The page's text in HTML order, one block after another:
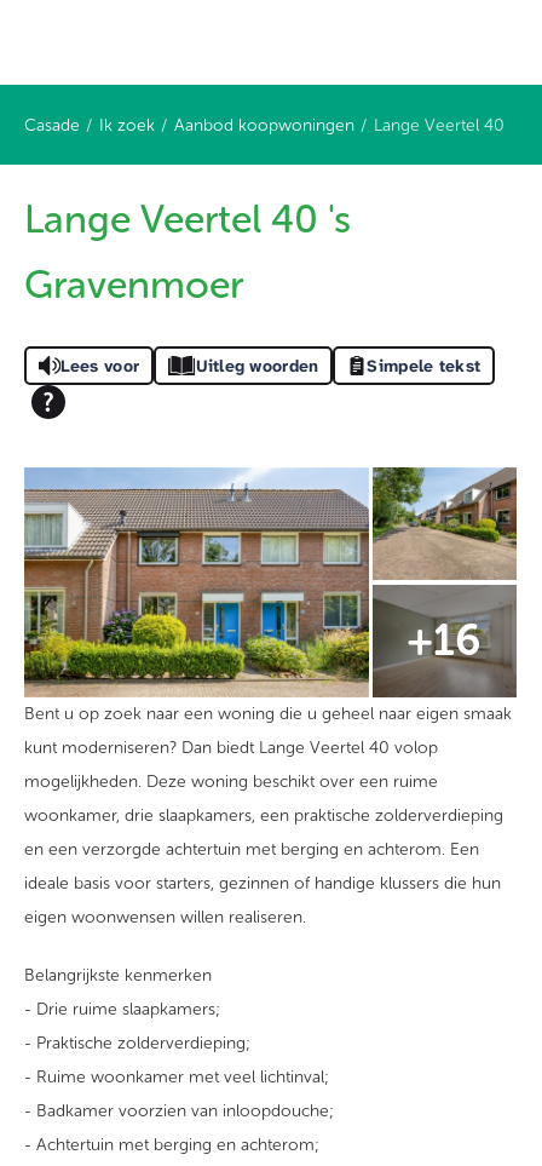
Casade Ik zoek Aanbod koopwoningen Lange Veertel 40
Lange Veertel 40 's
Gravenmoer
Lees voor Uitleg woorden Simpele tekst
Bent u op zoek naar een woning die u geheel naar eigen smaak
kunt moderniseren? Dan biedt Lange Veertel 40 volop
mogelijkheden. Deze woning beschikt over een ruime
woonkamer, drie slaapkamers, een praktische zolderverdieping
en een verzorgde achtertuin met berging en achterom. Een
ideale basis voor starters, gezinnen of handige klussers die hun
eigen woonwensen willen realiseren.
Belangrijkste kenmerken
- Drie ruime slaapkamers;
- Praktische zolderverdieping;
- Ruime woonkamer met veel lichtinval;
- Badkamer voorzien van inloopdouche;
- Achtertuin met berging en achterom;